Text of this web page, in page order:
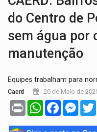
do Centro de
sem água por
manutenção
Equipes trabalham para
Caerd 20 de Maio de
Print WhatsAppFacebook